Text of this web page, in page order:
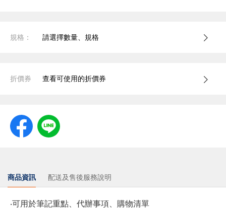
規格： 請選擇數量、規格
折價券 查看可使用的折價券
商品資訊 配送及售後服務說明
‧可用於筆記重點、代辦事項、購物清單